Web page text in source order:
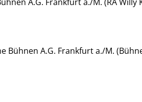
Bühnen A.G. Frankfurt a./M.